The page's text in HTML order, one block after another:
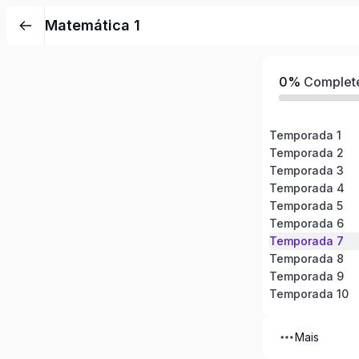
para
Matemática 1
0%
Temporada 1
Temporada 2
Temporada 3
Temporada 4
Temporada 5
Temporada 6
Temporada 7
Temporada 8
Temporada 9
Temporada 10
Mais